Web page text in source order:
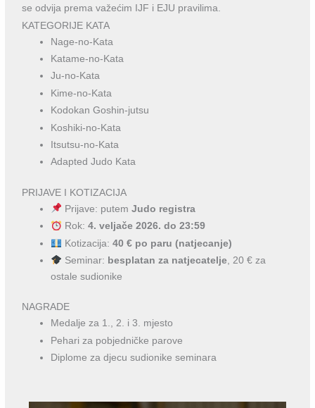
se odvija prema važećim IJF i EJU pravilima.
KATEGORIJE KATA
Nage-no-Kata
Katame-no-Kata
Ju-no-Kata
Kime-no-Kata
Kodokan Goshin-jutsu
Koshiki-no-Kata
Itsutsu-no-Kata
Adapted Judo Kata
PRIJAVE I KOTIZACIJA
Prijave: putem Judo registra
Rok: 4. veljače 2026. do 23:59
Kotizacija: 40 € po paru (natjecanje)
Seminar: besplatan za natjecatelje, 20 € za
ostale sudionike
NAGRADE
Medalje za 1., 2. i 3. mjesto
Pehari za pobjedničke parove
Diplome za djecu sudionike seminara